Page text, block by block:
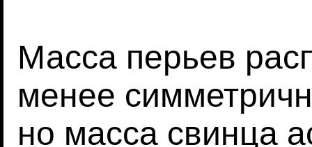
Масса перьев
менее
но масса свинца